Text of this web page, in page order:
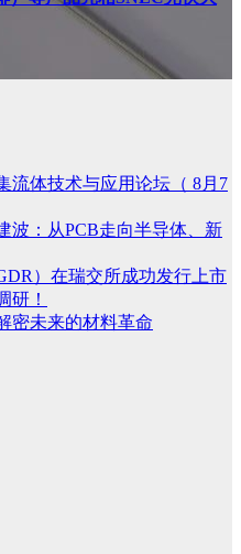
流体技术与应用论坛（ 8月7
波：从PCB走向半导体、新
）在瑞交所成功发行上市
研！
密未来的材料革命